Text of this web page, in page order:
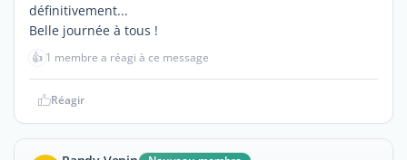
définitivement...
Belle journée à tous !
👍 1 membre a réagi à ce message
Réagir